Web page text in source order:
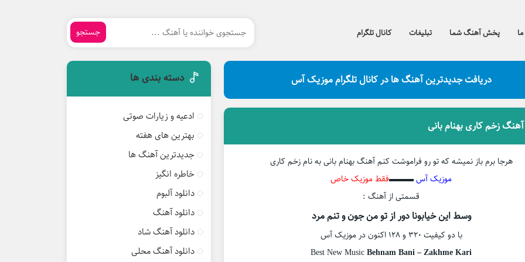
پخش آهنگ شما تبلیغات کانال تلگرام جستجو
دریافت جدیدترین آهنگ ها در کانال تلگرام موزیک آس
آهنگ زخم کاری بهنام بانی
هرجا برم باز نمیشه که تو رو فراموشت کنم آهنگ بهنام بانی به نام زخم کاری
موزیک آس▬▬▬فقط موزیک خاص
قسمتی از آهنگ :
وسط این خیابونا دور از تو من جون و تنم مرد
با دو کیفیت ۳۲۰ و ۱۲۸ اکنون در موزیک آس
Best New MusicBehnam Bani – Zakhme Kari
دسته بندی ها
ادعیه و زیارات صوتی
بهترین های هفته
جدیدترین آهنگ ها
خاطره انگیز
دانلود آلبوم
دانلود آهنگ
دانلود آهنگ شاد
دانلود آهنگ محلی